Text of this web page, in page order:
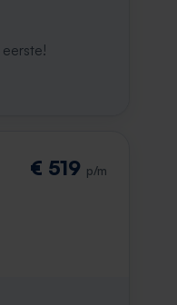
€ 519 p/m